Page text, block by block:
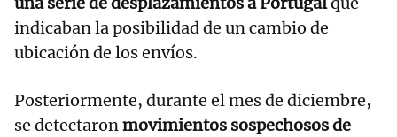
indicaban la posibilidad de un cambio de
ubicación de los envíos.
Posteriormente, durante el mes de diciembre,
se detectaronmovimientos sospechosos de